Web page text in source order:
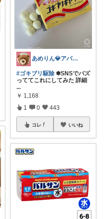
あめりん💎アパレル♡グルメ♡インテリア
#ゴキブリ駆除 ✽SNSでバズ
っててこれにしてみた 詳細
...
￥ 1,168
1 0 443
コレ いいね